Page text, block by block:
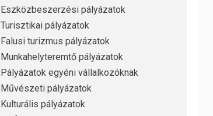
Eszközbeszerzési pályázatok
Turisztikai pályázatok
Falusi turizmus pályázatok
Munkahelyteremtő pályázatok
Pályázatok egyéni vállalkozóknak
Művészeti pályázatok
Kulturális pályázatok